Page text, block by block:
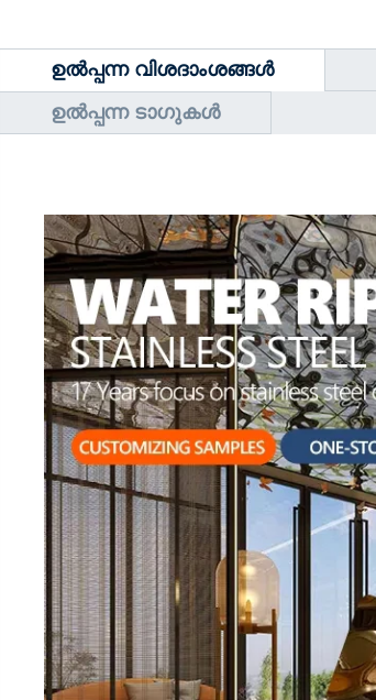
ഉൽപ്പന്ന വിശദാംശങ്ങൾ
ഉൽപ്പന്ന ടാഗുകൾ